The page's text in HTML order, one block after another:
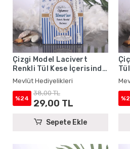
Çizgi Model Lacivert
Renkli Tül Kese İçerisinde
Yasin Kitabı ve Tesbih -
Mevlüt Hediyelikleri
Mevlüt Hediyelikleri
%24
38,00 TL
29,00 TL
Sepete Ekle